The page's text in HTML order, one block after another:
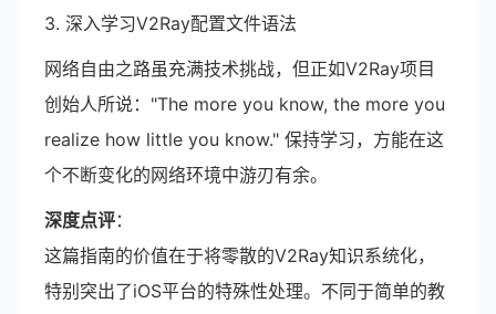
3. 深入学习V2Ray配置文件语法
网络自由之路虽充满技术挑战，但正如V2Ray项目
创始人所说："The more you know, the more you
realize how little you know." 保持学习，方能在这
个不断变化的网络环境中游刃有余。
深度点评：
这篇指南的价值在于将零散的V2Ray知识系统化，
特别突出了iOS平台的特殊性处理。不同于简单的教